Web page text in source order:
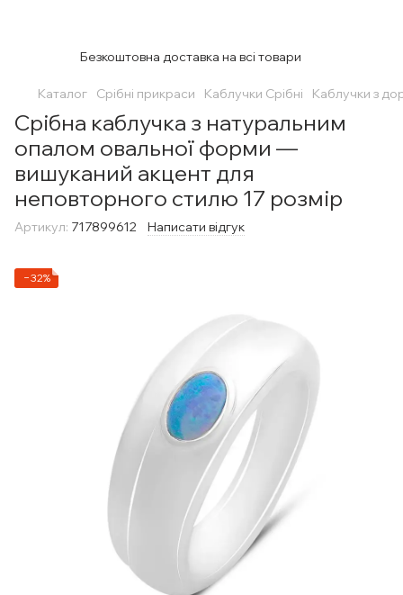
Безкоштовна доставка на всі товари
Каталог Срібні прикраси Каблучки Срібні Каблучки з
Срібна каблучка з натуральним
опалом овальної форми —
вишуканий акцент для
неповторного стилю 17 розмір
Артикул: 717899612 Написати відгук
−32%